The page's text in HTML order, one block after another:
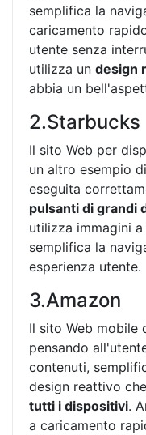
semplifica la
caricamento
utente senza
utilizza un design
abbia un
2.Starbucks
Il sito Web per
un altro esempio
eseguita
pulsanti di grandi
utilizza immagini
semplifica la
esperienza utente.
3.Amazon
Il sito Web mobile
pensando
contenuti,
design reattivo che
tutti i dispositivi.
a caricamento